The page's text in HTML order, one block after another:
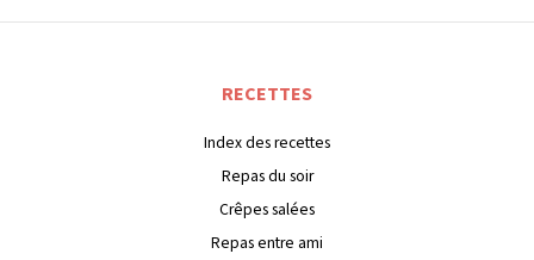
RECETTES
Index des recettes
Repas du soir
Crêpes salées
Repas entre ami